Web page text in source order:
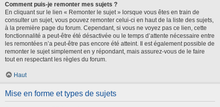
Comment puis-je remonter mes sujets ?
En cliquant sur le lien « Remonter le sujet » lorsque vous êtes en train de
consulter un sujet, vous pouvez remonter celui-ci en haut de la liste des sujets,
à la première page du forum. Cependant, si vous ne voyez pas ce lien, cette
fonctionnalité a peut-être été désactivée ou le temps d’attente nécessaire entre
les remontées n’a peut-être pas encore été atteint. Il est également possible de
remonter le sujet simplement en y répondant, mais assurez-vous de le faire
tout en respectant les règles du forum.
Haut
Mise en forme et types de sujets